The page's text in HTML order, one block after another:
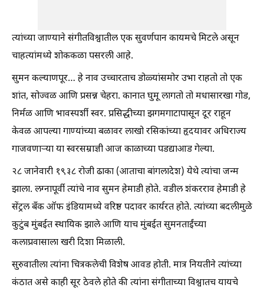
त्यांच्या जाण्याने संगीतविश्वातील एक सुवर्णपान कायमचे मिटले असून
चाहत्यांमध्ये शोककळा पसरली आहे.
सुमन कल्याणपूर… हे नाव उच्चारताच डोळ्यांसमोर उभा राहतो तो एक
शांत, सोज्वळ आणि प्रसन्न चेहरा. कानात घुमू लागतो तो मधासारखा गोड,
निर्मळ आणि भावस्पर्शी स्वर. प्रसिद्धीच्या झगमगाटापासून दूर राहून
केवळ आपल्या गाण्यांच्या बळावर लाखो रसिकांच्या हृदयावर अधिराज्य
गाजवणाऱ्या या स्वरसम्राज्ञी आज काळाच्या पडद्याआड गेल्या.
२८ जानेवारी १९३८ रोजी ढाका (आताचा बांगलादेश) येथे त्यांचा जन्म
झाला. लग्नापूर्वी त्यांचे नाव सुमन हेमाडी होते. वडील शंकरराव हेमाडी हे
सेंट्रल बँक ऑफ इंडियामध्ये वरिष्ठ पदावर कार्यरत होते. त्यांच्या बदलीमुळे
कुटुंब मुंबईत स्थायिक झाले आणि याच मुंबईत सुमनताईंच्या
कलाप्रवासाला खरी दिशा मिळाली.
सुरुवातीला त्यांना चित्रकलेची विशेष आवड होती. मात्र नियतीने त्यांच्या
कंठात असे काही सूर ठेवले होते की त्यांना संगीताच्या विश्वातच यायचे